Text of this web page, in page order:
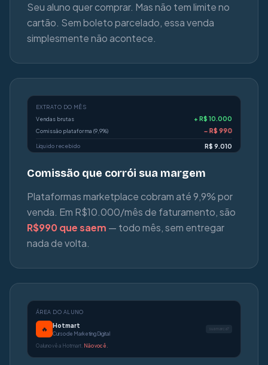
Seu aluno quer comprar. Mas não tem limite no
cartão. Sem boleto parcelado, essa venda
simplesmente não acontece.
EXTRATO DO MÊS
Vendas brutas
+ R$ 10.000
Comissão plataforma (9,9%) − R$ 990
Líquido recebido R$ 9.010
Comissão que corrói sua margem
Plataformas marketplace cobram até 9,9% por
venda. Em R$10.000/mês de faturamento, são
R$990 que saem — todo mês, sem entregar
nada de volta.
ÁREA DO ALUNO
🔥 Hotmart
Curso de Marketing Digital
sua marca?
O aluno vê a Hotmart. Não você.